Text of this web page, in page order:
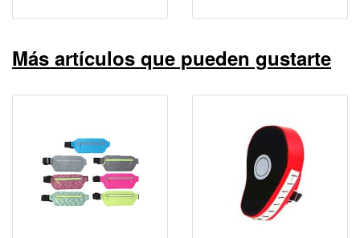
Más artículos que pueden gustarte